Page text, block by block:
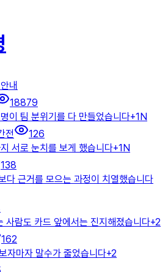
내
18879
이 팀 분위기를 다 만들었습니다+1 N
전
126
서로 눈치를 보게 했습니다+1 N
138
다 근거를 모으는 과정이 치열했습니다
사람도 카드 앞에서는 진지해졌습니다+2
162
자마자 말수가 줄었습니다+2